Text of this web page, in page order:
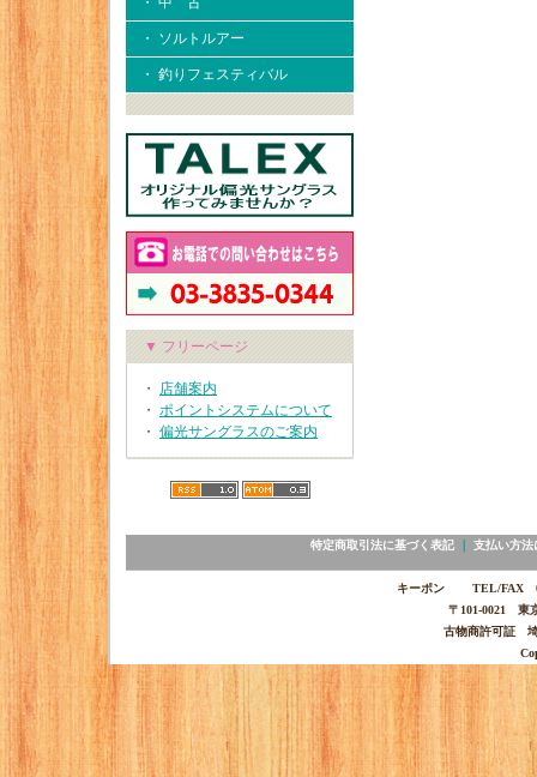
・ ソルトルアー
・ 釣りフェスティバル
▼ フリーページ
・ 店舗案内
・ ポイントシステムについて
・ 偏光サングラスのご案内
特定商取引法に基づく表記｜ 支払い方法
キーポン TEL/FAX
〒101-0021 東
古物商許可証